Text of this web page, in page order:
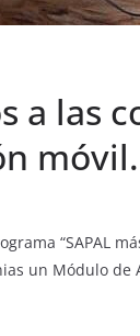
a las
móvil.
“SAPAL
un Módulo